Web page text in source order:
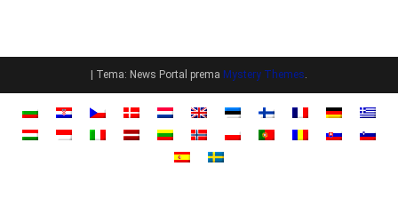
Tema: News Portal prema Mystery Themes.